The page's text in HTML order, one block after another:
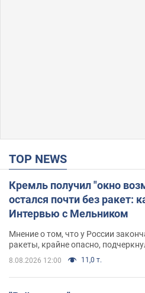
TOP NEWS
Кремль получил "окно
остался почти без ракет:
Интервью с Мельником
Мнение о том, что у России
ракеты, крайне опасно,
8.08.2026 12:00 11,0 т.